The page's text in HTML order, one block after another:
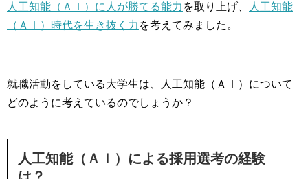
人工知能（ＡＩ）に人が勝てる能力 を取り上げ、
人工知能
（ＡＩ）時代を生き抜く力 を考えてみました。
就職活動をしている大学生は、人工知能（ＡＩ）について
どのように考えているのでしょうか？
人工知能（ＡＩ）による採用選考の経験